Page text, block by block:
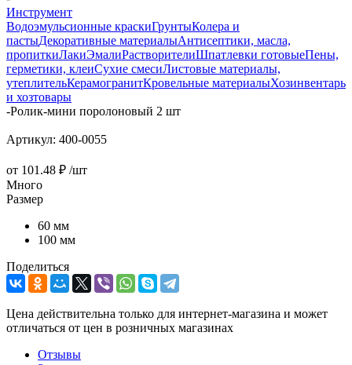
Инструмент
Водоэмульсионные краскиГрунтыКолера и
пастыДекоративные материалыАнтисептики, масла,
пропиткиЛакиЭмалиРастворителиШпатлевки готовыеПены,
герметики, клеиСухие смесиЛистовые материалы,
утеплительКерамогранитКровельные материалыХозинвентарь
и хозтовары
-Ролик-мини поролоновый 2 шт
Артикул: 400-0055
от 101.48 ₽ /шт
Много
Размер
60 мм
100 мм
Поделиться
Цена действительна только для интернет-магазина и может
отличаться от цен в розничных магазинах
Отзывы